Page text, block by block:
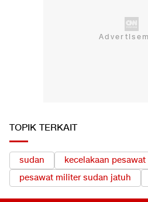
TOPIK TERKAIT
sudan
kecelakaan pesawat
pesawat militer sudan jatuh